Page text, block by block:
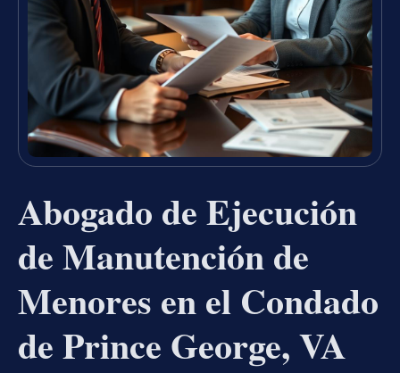
Abogado de Ejecución
de Manutención de
Menores en el Condado
de Prince George, VA